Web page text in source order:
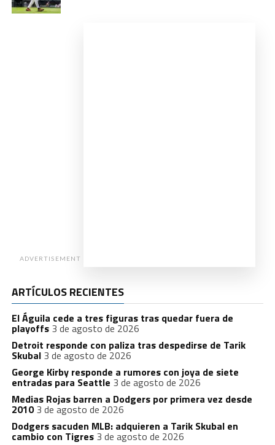
ADVERTISEMENT
ARTÍCULOS RECIENTES
El Águila cede a tres figuras tras quedar fuera de
playoffs 3 de agosto de 2026
Detroit responde con paliza tras despedirse de Tarik
Skubal 3 de agosto de 2026
George Kirby responde a rumores con joya de siete
entradas para Seattle 3 de agosto de 2026
Medias Rojas barren a Dodgers por primera vez desde
2010 3 de agosto de 2026
Dodgers sacuden MLB: adquieren a Tarik Skubal en
cambio con Tigres 3 de agosto de 2026